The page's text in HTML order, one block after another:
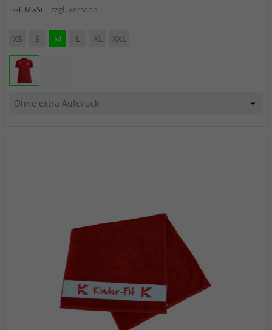
inkl. MwSt. zzgl. Versand
XS S M L XL XXL